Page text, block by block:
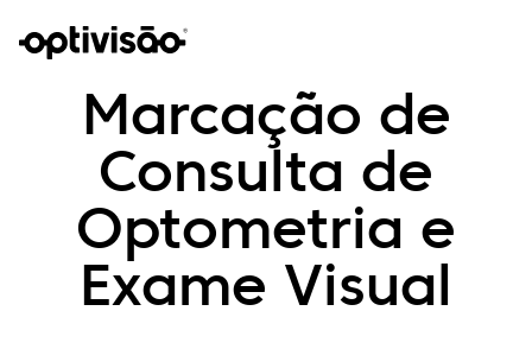
Marcação de
Consulta de
Optometria e
Exame Visual